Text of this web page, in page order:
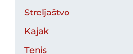
Streljaštvo
Kajak
Tenis